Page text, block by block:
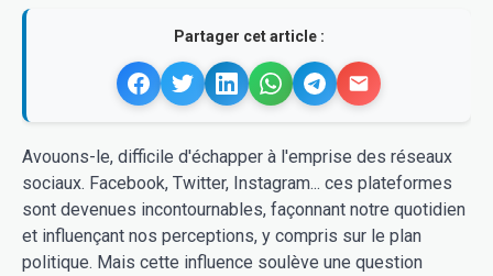
Partager cet article :
Avouons-le, difficile d'échapper à l'emprise des réseaux
sociaux. Facebook, Twitter, Instagram... ces plateformes
sont devenues incontournables, façonnant notre quotidien
et influençant nos perceptions, y compris sur le plan
politique. Mais cette influence soulève une question